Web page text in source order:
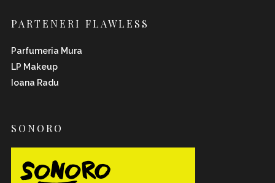
PARTENERI FLAWLESS
Parfumeria Mura
LP Makeup
Ioana Radu
SONORO